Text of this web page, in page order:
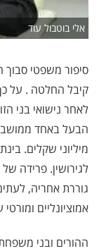
אלי בוטבול עוד
סיפור משפטי סבוך
קיבל החלטה . על
לאחר נישואי בני
הבעל באחד ממושבי
מיליוני שקלים.
לגירושין. פרידה של
גוררת אחריה,
אמוציונליים
ההורים ובני